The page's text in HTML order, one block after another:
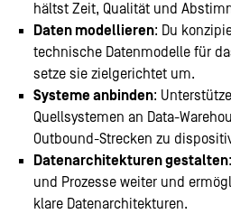
hältst Zeit, Qualität und
Daten modellieren: Du
technische Datenmodelle für
setze sie zielgerichtet um.
Systeme anbinden:
Quellsystemen an Data-
Outbound-Strecken zu
Datenarchitekturen gestalten
und Prozesse weiter und
klare Datenarchitekturen.